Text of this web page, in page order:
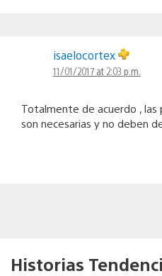
isaelocortex
11/01/2017 at 2:03 p.m.
Totalmente de acuerdo , las
son necesarias y no deben
Historias